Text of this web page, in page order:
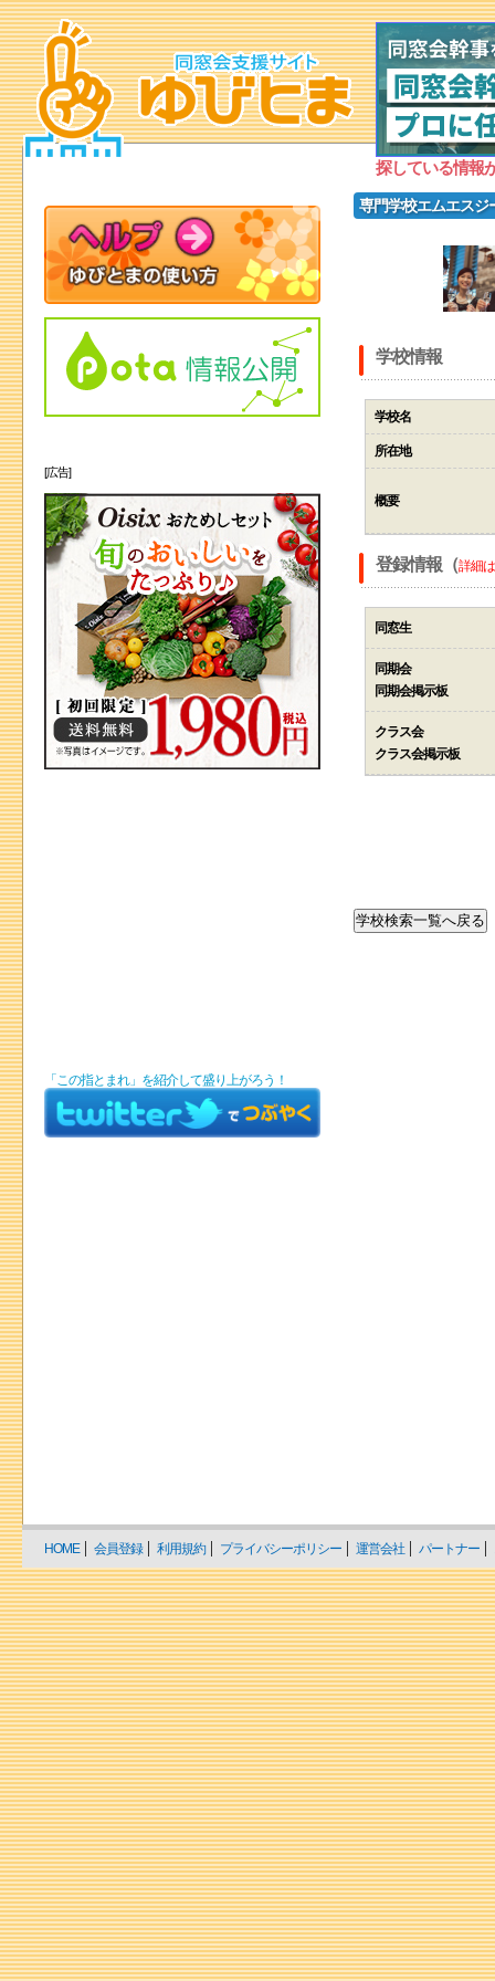
探している情報
専門学校エムエスジ
学校情報
学校名
所在地
概要
登録情報（詳細
同窓生
同期会
同期会掲示板
クラス会
クラス会掲示板
[広告]
「この指とまれ」を紹介して盛り上がろう！
HOME 会員登録 利用規約 プライバシーポリシー 運営会社 パートナー